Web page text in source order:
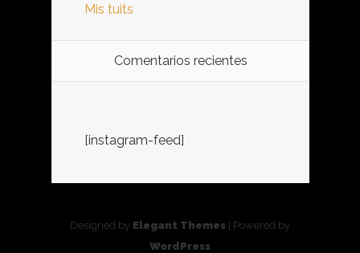
Mis tuits
Comentarios recientes
[instagram-feed]
Designed by Elegant Themes | Powered by
WordPress